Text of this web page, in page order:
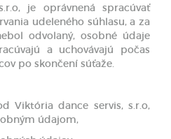
je oprávnená spracúvať
udeleného súhlasu, a za
odvolaný, osobné údaje
a uchovávajú počas
po skončení súťaže.
Viktória dance servis, s.r.o,
údajom,